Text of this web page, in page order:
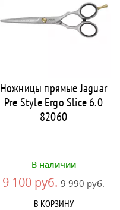
Ножницы прямые Jaguar
Pre Style Ergo Slice 6.0
82060
В наличии
9 100 руб. 9 990 руб.
В КОРЗИНУ